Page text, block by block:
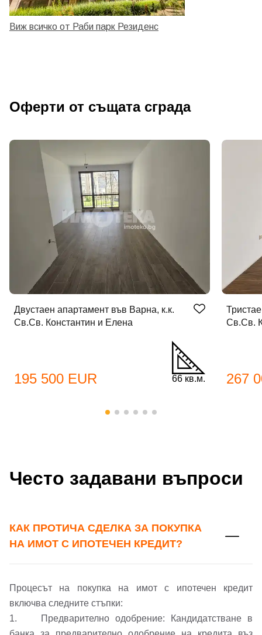
Вход Регистрация
Имейл Адрес
Виж всичко от Раби парк Резиденс
Оферти от същата сграда
Двустаен апартамент във Варна, к.к.
Св.Св. Константин и Елена
195 500 EUR 66 кв.м.
Св.Св.
267
Често задавани въпроси
КАК ПРОТИЧА СДЕЛКА ЗА ПОКУПКА
НА ИМОТ С ИПОТЕЧЕН КРЕДИТ?
Процесът на покупка на имот с ипотечен кредит
включва следните стъпки:
1. Предварително одобрение: Кандидатстване в
Имейл адрес*